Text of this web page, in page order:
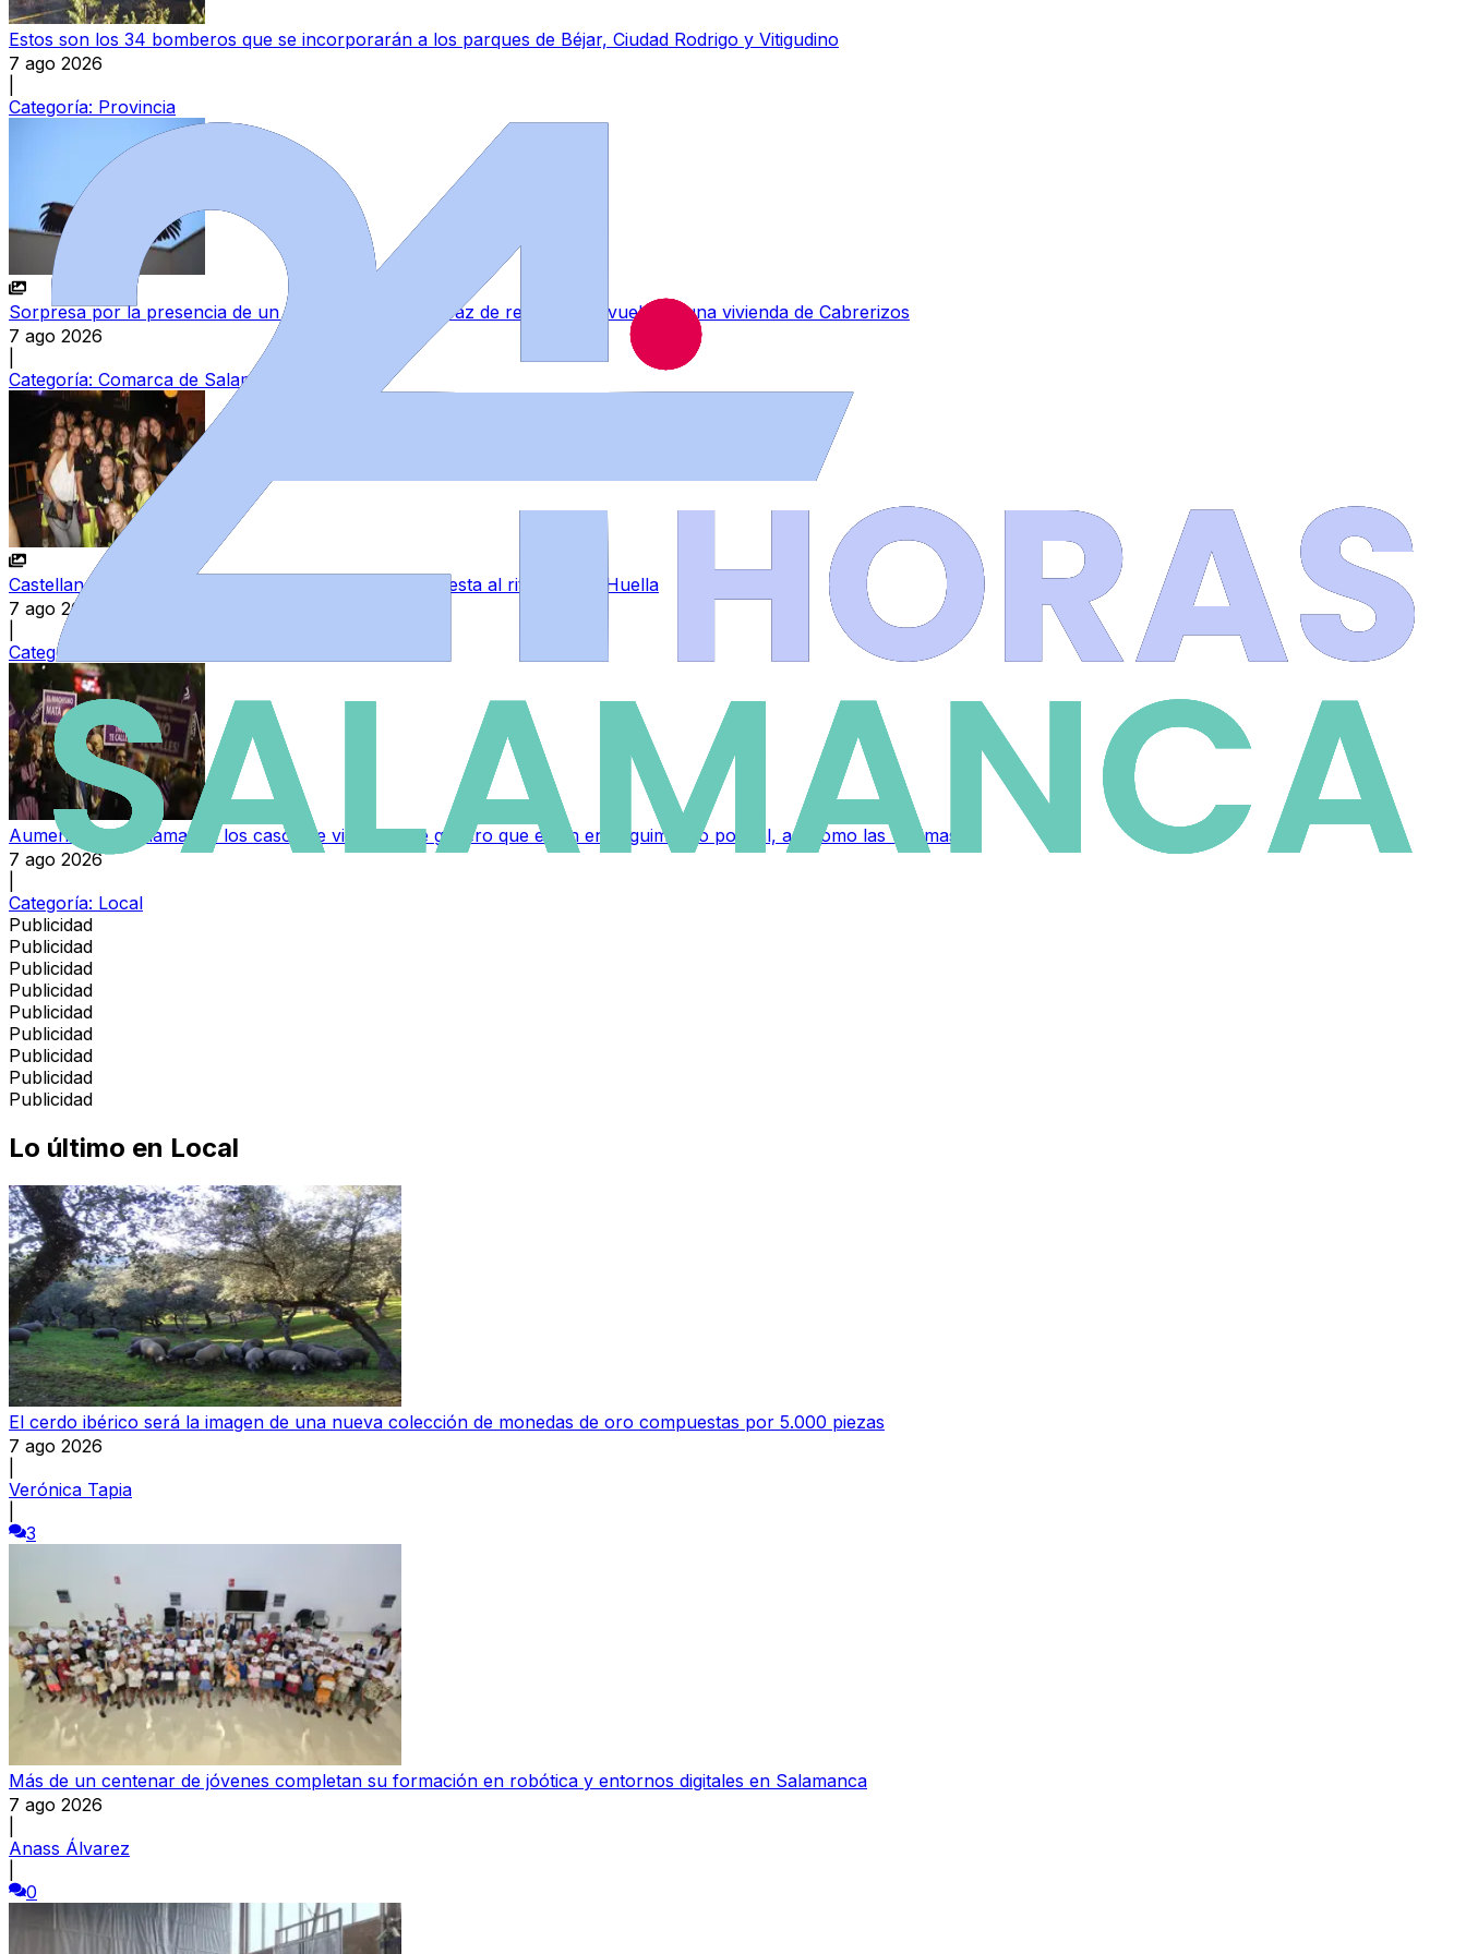
Estos son los 34 bomberos que se incorporarán a los parques de Béjar, Ciudad Rodrigo y Vitigudino
7 ago 2026
Categoría: Provincia
Sorpresa por la presencia de un buitre leonado incapaz de remontar el vuelo en una vivienda de Cabrerizos
7 ago 2026
Categoría: Comarca de Salamanca
Castellanos de Moriscos vive una intensa noche de fiesta al ritmo de La Huella
7 ago 2026
Categoría:
Aumentan en Salamanca los casos de violencia de género que están en seguimiento policial, así como las víctimas
7 ago 2026
Categoría: Local
Publicidad
Publicidad
Publicidad
Publicidad
Publicidad
Publicidad
Publicidad
Publicidad
Publicidad
Lo último en Local
El cerdo ibérico será la imagen de una nueva colección de monedas de oro compuestas por 5.000 piezas
7 ago 2026
Verónica Tapia
3
Más de un centenar de jóvenes completan su formación en robótica y entornos digitales en Salamanca
7 ago 2026
Anass Álvarez
0